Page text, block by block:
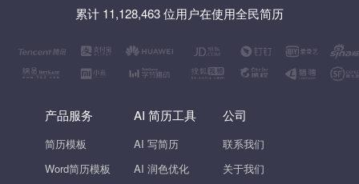
累计 11,128,463 位用户在使用全民简历
产品服务
简历模板
Word简历模板
AI 简历工具
AI 写简历
AI 润色优化
公司
联系我们
关于我们